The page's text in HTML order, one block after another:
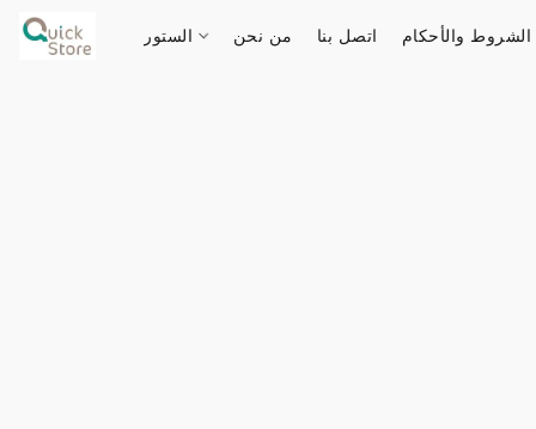
من نحن اتصل بنا الشروط والأحكام